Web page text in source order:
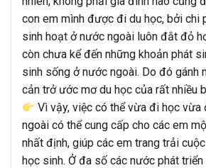
con em mình được đi du học, bởi chi
sinh hoạt ở nước ngoài luôn đắt đỏ
còn chưa kể đến những khoản phát
sinh sống ở nước ngoài. Do đó gánh
cản trở ước mơ du học của rất nhiều
Vì vậy, việc có thể vừa đi học vừa
ngoài có thể cung cấp cho các em
nhất định, giúp các em trang trải
học sinh. Ở đa số các nước phát